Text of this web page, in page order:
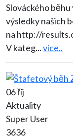
Slováckého běhu v
výsledky našich
na http://
V kateg...více..
06 říj
Aktuality
Super User
3636